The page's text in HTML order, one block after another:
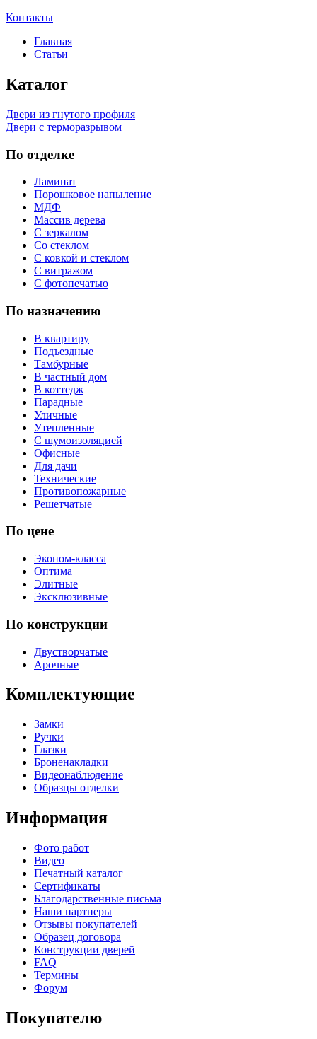
Контакты
Главная
Статьи
Каталог
Двери из гнутого профиля
Двери с терморазрывом
По отделке
Ламинат
Порошковое напыление
МДФ
Массив дерева
С зеркалом
Со стеклом
С ковкой и стеклом
С витражом
С фотопечатью
По назначению
В квартиру
Подъездные
Тамбурные
В частный дом
В коттедж
Парадные
Уличные
Утепленные
С шумоизоляцией
Офисные
Для дачи
Технические
Противопожарные
Решетчатые
По цене
Эконом-класса
Оптима
Элитные
Эксклюзивные
По конструкции
Двустворчатые
Арочные
Комплектующие
Замки
Ручки
Глазки
Броненакладки
Видеонаблюдение
Образцы отделки
Информация
Фото работ
Видео
Печатный каталог
Сертификаты
Благодарственные письма
Наши партнеры
Отзывы покупателей
Образец договора
Конструкции дверей
FAQ
Термины
Форум
Покупателю